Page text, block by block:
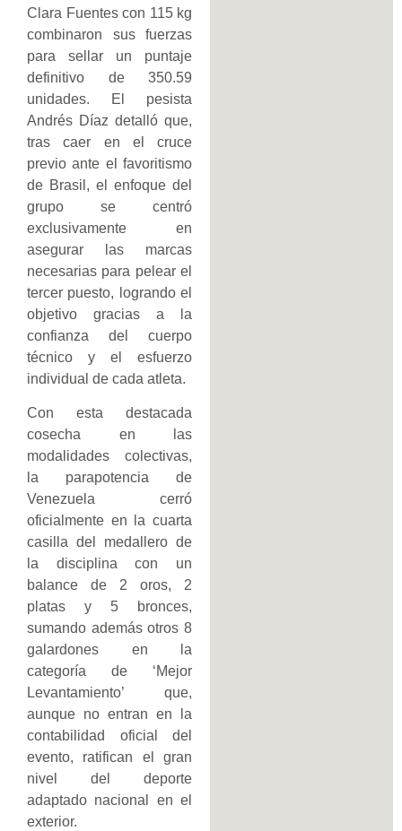
Clara Fuentes con 115 kg
combinaron sus fuerzas
para sellar un puntaje
definitivo de 350.59
unidades. El pesista
Andrés Díaz detalló que,
tras caer en el cruce
previo ante el favoritismo
de Brasil, el enfoque del
grupo se centró
exclusivamente en
asegurar las marcas
necesarias para pelear el
tercer puesto, logrando el
objetivo gracias a la
confianza del cuerpo
técnico y el esfuerzo
individual de cada atleta.
Con esta destacada
cosecha en las
modalidades colectivas,
la parapotencia de
Venezuela cerró
oficialmente en la cuarta
casilla del medallero de
la disciplina con un
balance de 2 oros, 2
platas y 5 bronces,
sumando además otros 8
galardones en la
categoría de ‘Mejor
Levantamiento’ que,
aunque no entran en la
contabilidad oficial del
evento, ratifican el gran
nivel del deporte
adaptado nacional en el
exterior.